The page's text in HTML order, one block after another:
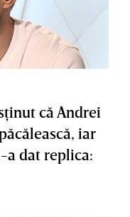
că Andrei
iar
dat replica: